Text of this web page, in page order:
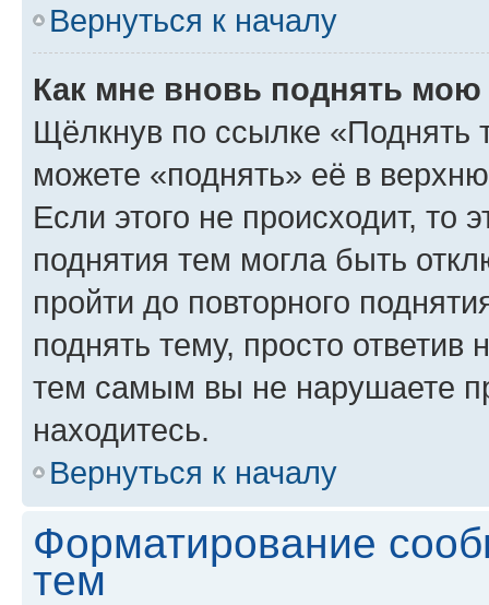
Вернуться к началу
Как мне вновь поднять мою
Щёлкнув по ссылке «Поднять
можете «поднять» её в
Если этого не происходит, то
поднятия тем могла быть
пройти до повторного
поднять тему, просто ответив
тем самым вы не нарушаете
находитесь.
Вернуться к началу
Форматирование
тем